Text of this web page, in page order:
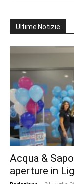
Ultime Notizie
Acqua &
aperture in